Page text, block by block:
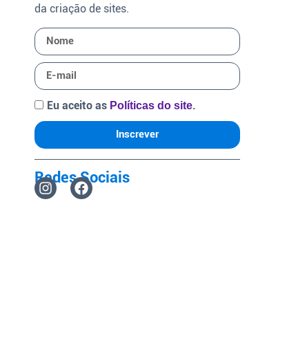
da criação de sites.
Eu aceito as Políticas do site.
Inscrever
Redes Sociais